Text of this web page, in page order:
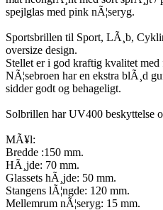
spejlglas med pink nÃ¦seryg.
Sportsbrillen til Sport, LÃ¸b,
oversize design.
Stellet er i god kraftig kvalitet med
NÃ¦sebroen har en ekstra blÃ¸d
sidder godt og behageligt.
Solbrillen har UV400 beskyttelse
MÃ¥l:
Bredde :150 mm.
HÃ¸jde: 70 mm.
Glassets hÃ¸jde: 50 mm.
Stangens lÃ¦ngde: 120 mm.
Mellemrum nÃ¦seryg: 15 mm.